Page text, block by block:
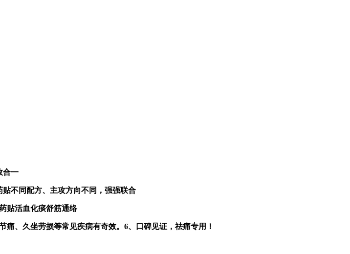
合一
不同配方、主攻方向不同，强强联合
贴活血化痰舒筋通络
痛、久坐劳损等常见疾病有奇效。6、口碑见证，祛痛专用！